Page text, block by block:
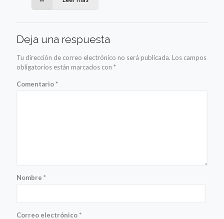
Deja una respuesta
Tu dirección de correo electrónico no será publicada. Los campos
obligatorios están marcados con *
Comentario*
Nombre *
Correo electrónico*